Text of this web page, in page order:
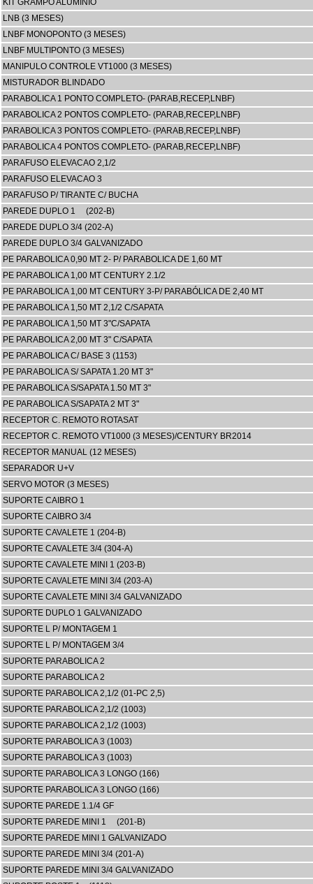
KIT GRAMPO ALUMINIO
LNB (3 MESES)
LNBF MONOPONTO (3 MESES)
LNBF MULTIPONTO (3 MESES)
MANIPULO CONTROLE VT1000 (3 MESES)
MISTURADOR BLINDADO
PARABOLICA 1 PONTO COMPLETO- (PARAB,RECEP,LNBF)
PARABOLICA 2 PONTOS COMPLETO- (PARAB,RECEP,LNBF)
PARABOLICA 3 PONTOS COMPLETO- (PARAB,RECEP,LNBF)
PARABOLICA 4 PONTOS COMPLETO- (PARAB,RECEP,LNBF)
PARAFUSO ELEVACAO 2,1/2
PARAFUSO ELEVACAO 3
PARAFUSO P/ TIRANTE C/ BUCHA
PAREDE DUPLO 1 (202-B)
PAREDE DUPLO 3/4 (202-A)
PAREDE DUPLO 3/4 GALVANIZADO
PE PARABOLICA 0,90 MT 2- P/ PARABOLICA DE 1,60 MT
PE PARABOLICA 1,00 MT CENTURY 2.1/2
PE PARABOLICA 1,00 MT CENTURY 3-P/ PARABÓLICA DE 2,40 MT
PE PARABOLICA 1,50 MT 2,1/2 C/SAPATA
PE PARABOLICA 1,50 MT 3"C/SAPATA
PE PARABOLICA 2,00 MT 3" C/SAPATA
PE PARABOLICA C/ BASE 3 (1153)
PE PARABOLICA S/ SAPATA 1.20 MT 3"
PE PARABOLICA S/SAPATA 1.50 MT 3"
PE PARABOLICA S/SAPATA 2 MT 3"
RECEPTOR C. REMOTO ROTASAT
RECEPTOR C. REMOTO VT1000 (3 MESES)/CENTURY BR2014
RECEPTOR MANUAL (12 MESES)
SEPARADOR U+V
SERVO MOTOR (3 MESES)
SUPORTE CAIBRO 1
SUPORTE CAIBRO 3/4
SUPORTE CAVALETE 1 (204-B)
SUPORTE CAVALETE 3/4 (304-A)
SUPORTE CAVALETE MINI 1 (203-B)
SUPORTE CAVALETE MINI 3/4 (203-A)
SUPORTE CAVALETE MINI 3/4 GALVANIZADO
SUPORTE DUPLO 1 GALVANIZADO
SUPORTE L P/ MONTAGEM 1
SUPORTE L P/ MONTAGEM 3/4
SUPORTE PARABOLICA 2
SUPORTE PARABOLICA 2
SUPORTE PARABOLICA 2,1/2 (01-PC 2,5)
SUPORTE PARABOLICA 2,1/2 (1003)
SUPORTE PARABOLICA 2,1/2 (1003)
SUPORTE PARABOLICA 3 (1003)
SUPORTE PARABOLICA 3 (1003)
SUPORTE PARABOLICA 3 LONGO (166)
SUPORTE PARABOLICA 3 LONGO (166)
SUPORTE PAREDE 1.1/4 GF
SUPORTE PAREDE MINI 1 (201-B)
SUPORTE PAREDE MINI 1 GALVANIZADO
SUPORTE PAREDE MINI 3/4 (201-A)
SUPORTE PAREDE MINI 3/4 GALVANIZADO